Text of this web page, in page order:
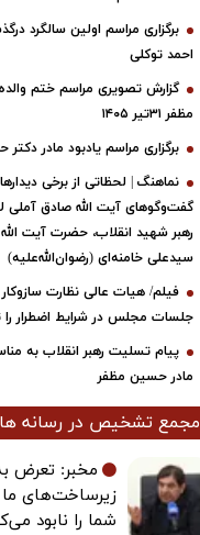
برگزاری مراسم اولین سالگرد
احمد توکلی
گزارش تصویری مراسم ختم
مظفر ۳۱تیر ۱۴۰۵
برگزاری مراسم یادبود مادر
نماهنگ | لحظاتی از برخی
گفت‌وگوهای آیت ‌الله صادق آملی
رهبر شهید انقلاب، حضرت آیت‌
سیدعلی خامنه‌ای (رضوان‌الله‌علیه)
فیلم/ هیات عالی نظارت سازوکار
جلسات مجلس در شرایط اضطرار را
پیام تسلیت رهبر انقلاب به
مادر حسین مظفر
مجمع تشخیص در رسانه ها
مخبر: تعرض
زیرساخت‌های ما
شما را نابود